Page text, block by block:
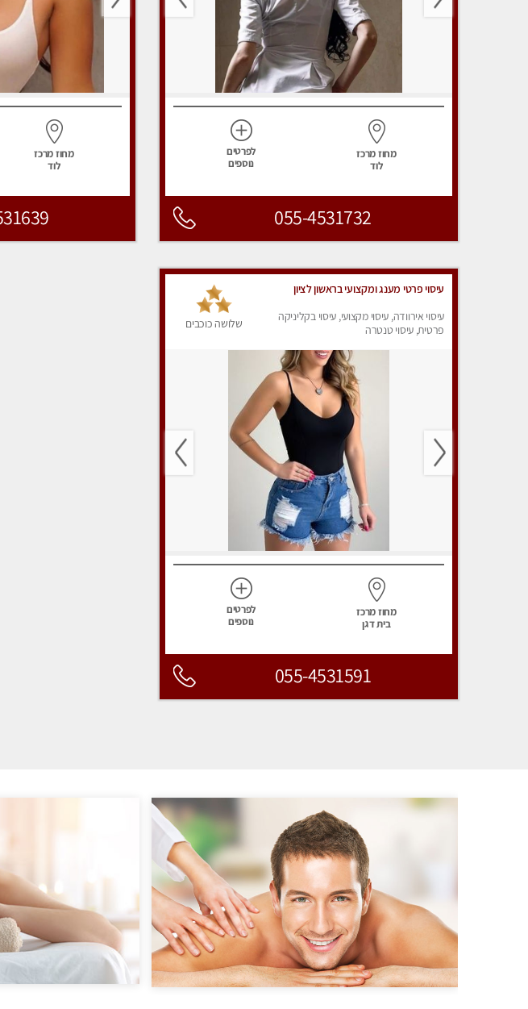
מחוז מרכז
לוד
לפרטים
נוספים
055-4531732
מחוז מרכז
לוד
עיסוי פרטי מענג ומקצועי בראשון לציון
עיסוי אירוודה, עיסוי מקצועי, עיסוי בקליניקה
פרטית, עיסוי טנטרה
שלושה כוכבים
מחוז מרכז
בית דגן
לפרטים
נוספים
055-4531591